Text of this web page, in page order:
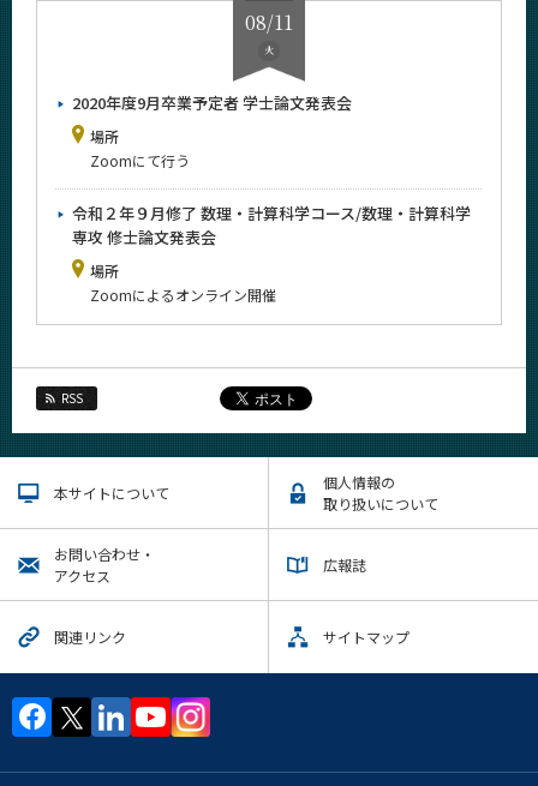
08/11
火
2020年度9月卒業予定者 学士論文発表会
場所
Zoomにて行う
令和２年９月修了 数理・計算科学コース/数理・計算科学
専攻 修士論文発表会
場所
Zoomによるオンライン開催
RSS
本サイトについて
個人情報の
取り扱いについて
お問い合わせ・
アクセス
広報誌
関連リンク サイトマップ